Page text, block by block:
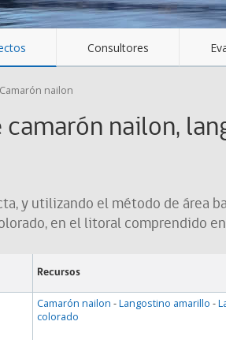
Consultores
Camarón nailon
camarón nailon,
y utilizando el método de área
en el litoral comprendido
Recursos
Camarón nailon-Langostino amarillo -
colorado